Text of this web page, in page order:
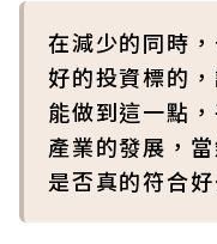
在減少的同時
好的投資標的
能做到這一點
產業的發展，
是否真的符合